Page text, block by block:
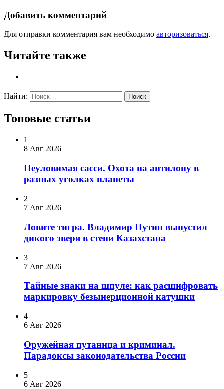
Добавить комментарий
Для отправки комментария вам необходимо авторизоваться.
Читайте также
Найти:
Топовые статьи
1
8 Авг 2026
Неуловимая сасси. Охота на антилопу в
разных уголках планеты
2
7 Авг 2026
Ловите тигра. Владимир Путин выпустил
дикого зверя в степи Казахстана
3
7 Авг 2026
Тайные знаки на шпуле: как расшифровать
маркировку безынерционной катушки
4
6 Авг 2026
Оружейная путаница и криминал.
Парадоксы законодательства России
5
6 Авг 2026